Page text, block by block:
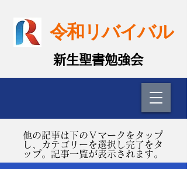
令和リバイバル
​新生聖書勉強会
​他の記事は下のＶマークをタップ
し、カテゴリーを選択し完了をタ
ップ。記事一覧が表示されます。